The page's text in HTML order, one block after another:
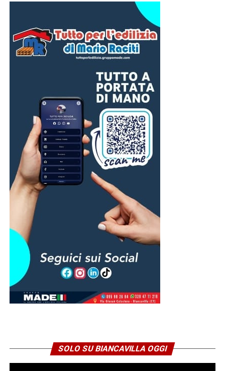
l’indirizzo della fornitura, la descrizione del blackout,
l’elenco dei beni danneggiati e una stima del loro valore.
È consigliabile allegare fotografie, scontrini d’acquisto, se
disponibili, e qualsiasi altro documento utile a dimostrare
il danno.
E-Distribuzione esaminerà la documentazione presentata
e valuterà la sussistenza dei presupposti per il
risarcimento. L’indennizzo automatico e il risarcimento dei
danni sono due strumenti distinti: il primo viene
riconosciuto automaticamente se ricorrono i requisiti
previsti dalla normativa, mentre il secondo richiede una
specifica istruttoria.
Per questo motivo è opportuno che i cittadini conservino
tutta la documentazione relativa agli alimenti andati
perduti o agli altri danni subiti e controllino le prossime
bollette per verificare l’eventuale accredito
dell’indennizzo previsto da ARERA.
© RIPRODUZIONE RISERVATA
SOLO SU BIANCAVILLA OGGI